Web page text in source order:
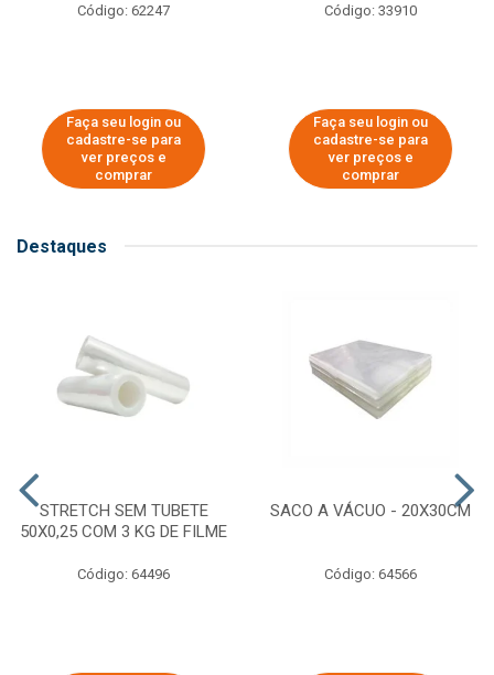
Código: 62247
Faça seu login ou
cadastre-se para
ver preços e
comprar
Código: 33910
Faça seu login ou
cadastre-se para
ver preços e
comprar
Destaques
STRETCH SEM TUBETE
50X0,25 COM 3 KG DE FILME
Código: 64496
SACO A VÁCUO - 20X30CM
Código: 64566